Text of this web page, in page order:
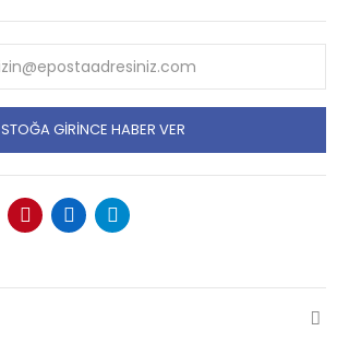
STOĞA GIRINCE HABER VER